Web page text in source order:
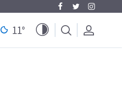
11°